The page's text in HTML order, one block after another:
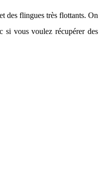
des flingues très flottants. On
si vous voulez récupérer des